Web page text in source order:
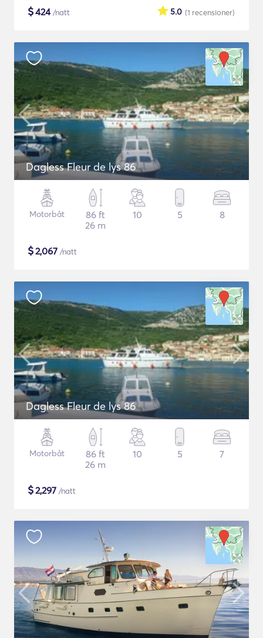
$424/natt (1 recensioner)
5.0
Dagless Fleur de lys 86
Motorbåt
86 ft
26 m
10 5 8
$2,067 /natt
Dagless Fleur de lys 86
Motorbåt
86 ft
26 m
10 5 7
$2,297 /natt